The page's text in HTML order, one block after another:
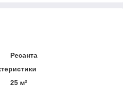
Ресанта
25 м²